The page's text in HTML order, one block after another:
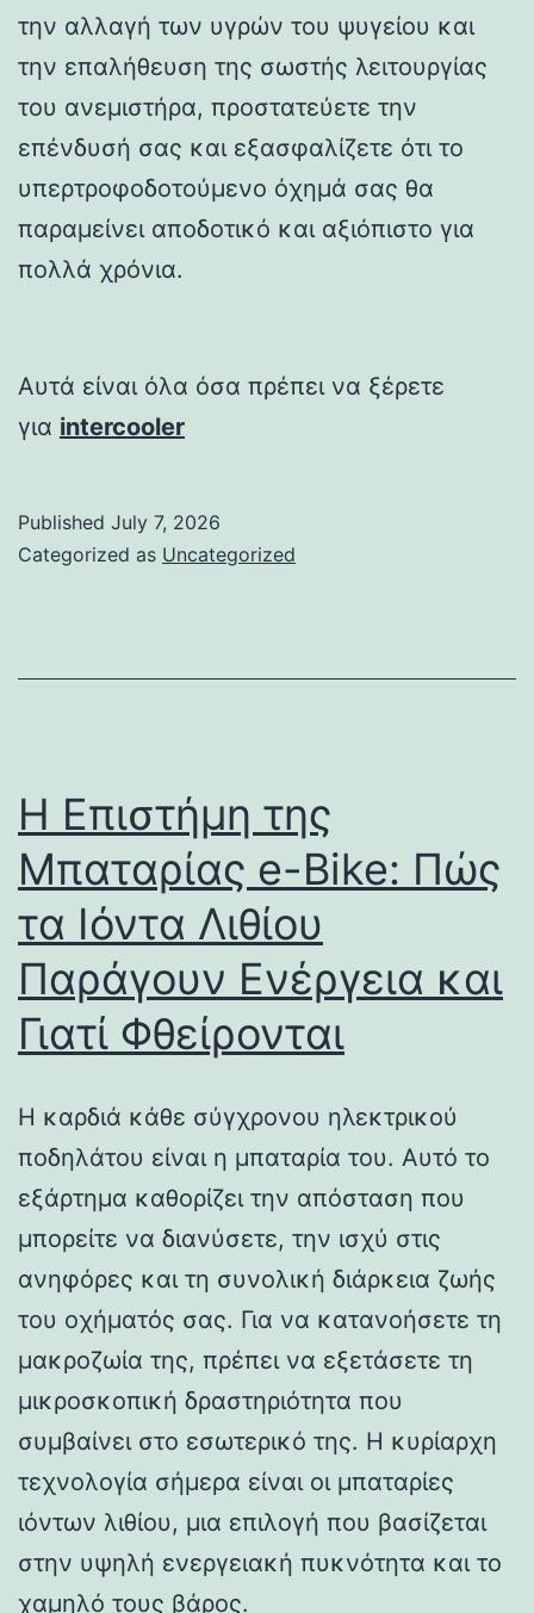
την αλλαγή των υγρών του ψυγείου και
την επαλήθευση της σωστής λειτουργίας
του ανεμιστήρα, προστατεύετε την
επένδυσή σας και εξασφαλίζετε ότι το
υπερτροφοδοτούμενο όχημά σας θα
παραμείνει αποδοτικό και αξιόπιστο για
πολλά χρόνια.
Αυτά είναι όλα όσα πρέπει να ξέρετε
για intercooler
Published July 7, 2026
Categorized as Uncategorized
Η Επιστήμη της
Μπαταρίας e-Bike: Πώς
τα Ιόντα Λιθίου
Παράγουν Ενέργεια και
Γιατί Φθείρονται
Η καρδιά κάθε σύγχρονου ηλεκτρικού
ποδηλάτου είναι η μπαταρία του. Αυτό το
εξάρτημα καθορίζει την απόσταση που
μπορείτε να διανύσετε, την ισχύ στις
ανηφόρες και τη συνολική διάρκεια ζωής
του οχήματός σας. Για να κατανοήσετε τη
μακροζωία της, πρέπει να εξετάσετε τη
μικροσκοπική δραστηριότητα που
συμβαίνει στο εσωτερικό της. Η κυρίαρχη
τεχνολογία σήμερα είναι οι μπαταρίες
ιόντων λιθίου, μια επιλογή που βασίζεται
στην υψηλή ενεργειακή πυκνότητα και το
χαμηλό τους βάρος.